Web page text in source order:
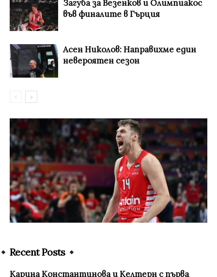
Загуба за Везенков и Олимпиакос
във финалите в Гърция
Асен Николов: Направихме един
невероятен сезон
Recent Posts
Карина Константинова и Келтерн с първа